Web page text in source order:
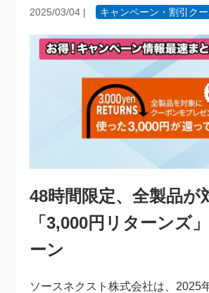
2025/03/04 | キャンペーン・割引ク
48時間限定、全製品が
「3,000円リターンズ
ーン
ソースネクスト株式会社は、2025